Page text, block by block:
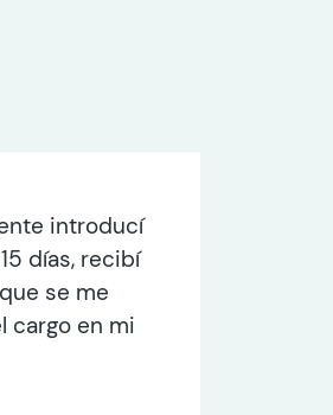
introducí
días, recibí
se me
cargo en mi